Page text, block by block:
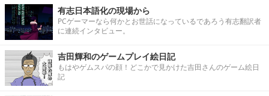
有志日本語化の現場から
PCゲーマーなら何かとお世話になっているであろう有志翻訳者
に連続インタビュー。
吉田輝和のゲームプレイ絵日記
もはやゲムスパの顔！どこかで見かけた吉田さんのゲーム絵日
記